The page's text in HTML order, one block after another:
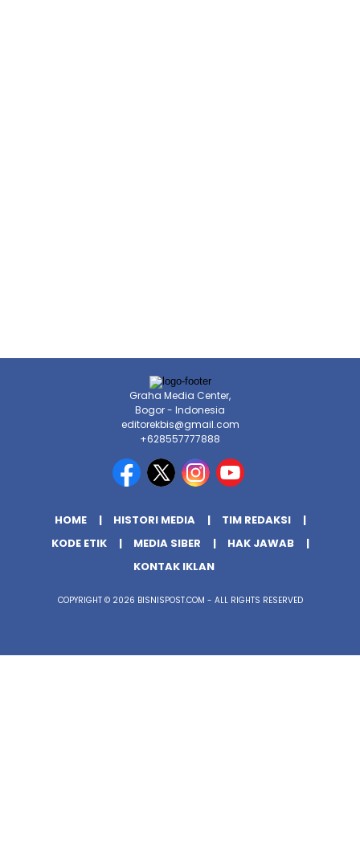
Graha Media Center,
Bogor - Indonesia
editorekbis@gmail.com
+628557777888
HOME HISTORI MEDIA
TIM REDAKSI
KODE ETIK
MEDIA SIBER
HAK JAWAB
KONTAK IKLAN
COPYRIGHT © 2026 BISNISPOST.COM - ALL RIGHTS RESERVED